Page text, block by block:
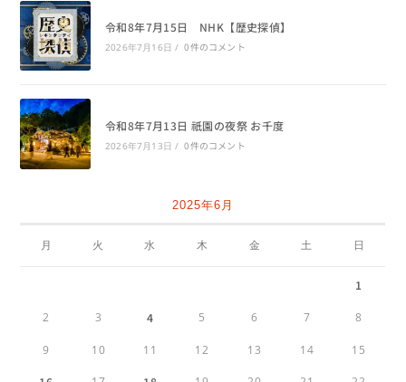
令和8年7月15日 NHK【歴史探偵】
2026年7月16日 / 0件のコメント
令和8年7月13日 祇園の夜祭 お千度
2026年7月13日 / 0件のコメント
2025年6月
月 火 水 木 金 土 日
1
2 3 4 5 6 7 8
9 10 11 12 13 14 15